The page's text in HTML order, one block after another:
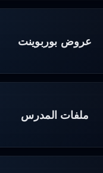
عروض بوربوينت
ملفات المدرس